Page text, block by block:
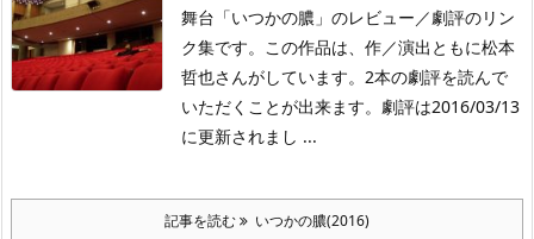
舞台「いつかの膿」のレビュー／劇評のリン
ク集です。この作品は、作／演出ともに松本
哲也さんがしています。2本の劇評を読んで
いただくことが出来ます。劇評は2016/03/13
に更新されまし ...
記事を読む いつかの膿(2016)